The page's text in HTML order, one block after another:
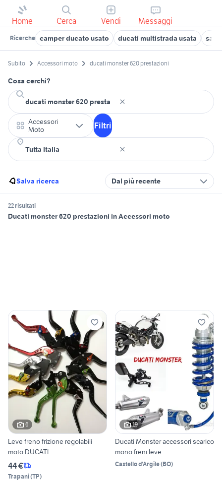
Home Cerca Vendi Messaggi
Ricerche camper ducato usato ducati multistrada usata
Subito Accessori moto ducati monster 620 prestazioni
Cosa cerchi?
Accessori
Moto
Filtri
Salva ricerca Dal più recente
22 risultati
Ducati monster 620 prestazioni in Accessori moto
6
Leve freno frizione regolabili
moto DUCATI
44 €
Trapani(TP)
19
Ducati Monster accessori scarico
mono freni leve
Castello d'Argile(BO)